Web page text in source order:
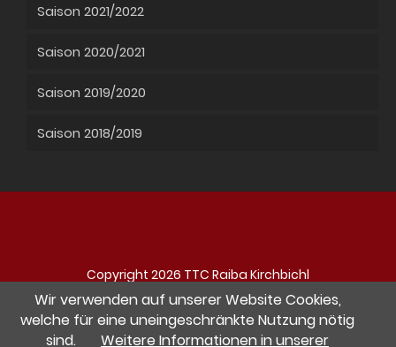
Saison 2021/2022
Saison 2020/2021
Saison 2019/2020
Saison 2018/2019
Copyright 2026 TTC Raiba Kirchbichl
Navigation
überspringen
Impressum Datenschutz Kontakt
Wir verwenden auf unserer Website Cookies,
welche für eine uneingeschränkte Nutzung nötig
sind.
Weitere Informationen in unserer